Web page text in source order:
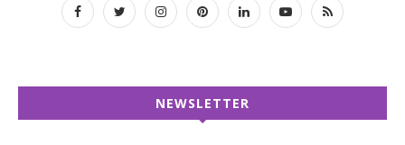
NEWSLETTER